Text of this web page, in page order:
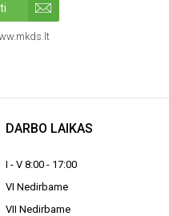
DARBO LAIKAS
I - V 8:00 - 17:00
VI Nedirbame
VII Nedirbame